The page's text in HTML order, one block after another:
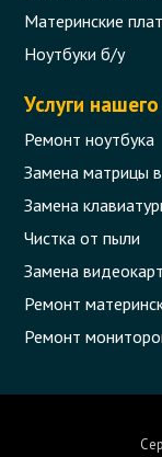
Aspire
Материнские
Ноутбуки б/у
Услуги
Ремонт ноутбука
Замена матрицы
Замена
Чистка от пыли
Замена
Ремонт
Ремонт